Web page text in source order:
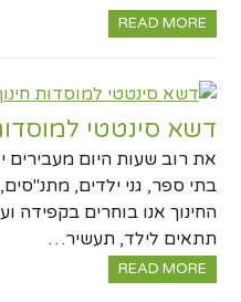
READ MORE
דשא סינטטי
את רוב שעות היום מעבירים
בתי ספר, גני ילדים,
החינוך אנו בוחרים בקפידה
תתאים לילד, תעשיר…
READ MORE